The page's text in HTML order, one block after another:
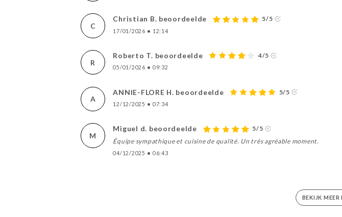
C
Christian B. beoordeelde 5/5
17/01/2026 • 12:14
R
Roberto T. beoordeelde 4/5
05/01/2026 • 09:32
A
ANNIE-FLORE H. beoordeelde 5/5
12/12/2025 • 07:34
M
Miguel d. beoordeelde
5/5
Équipe sympathique et cuisine de qualité. Un très agréable moment.
04/12/2025 • 06:43
BEKIJK MEER